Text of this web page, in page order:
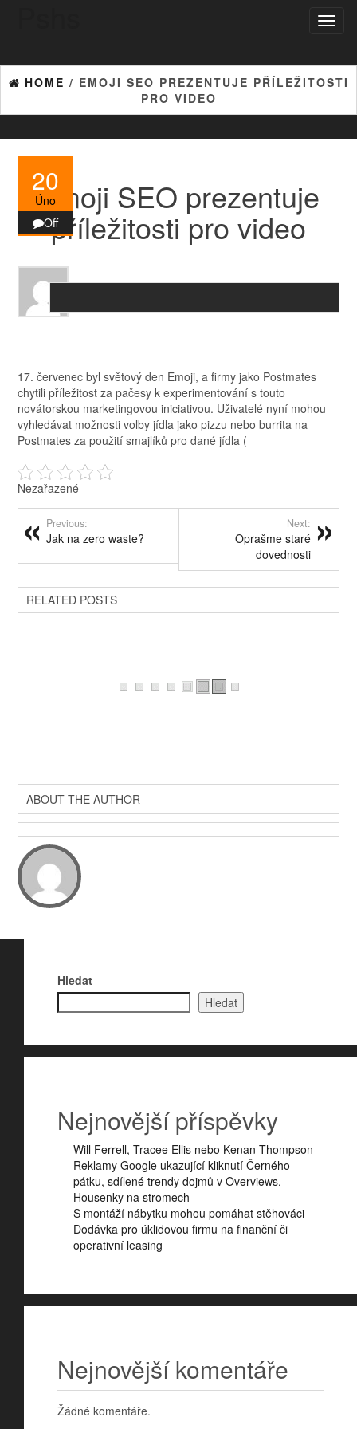
HOME / EMOJI SEO PREZENTUJE PŘÍLEŽITOSTI
PRO VIDEO
20
Úno
Off
Emoji SEO prezentuje
příležitosti pro video
17. červenec byl světový den Emoji, a firmy jako Postmates
chytili příležitost za pačesy k experimentování s touto
novátorskou marketingovou iniciativou. Uživatelé nyní mohou
vyhledávat možnosti volby jídla jako pizzu nebo burrita na
Postmates za použití smajlíků pro dané jídla (
Nezařazené
Previous:
Jak na zero waste?
Next:
Oprašme staré
dovednosti
RELATED POSTS
ABOUT THE AUTHOR
Hledat
Hledat
Nejnovější příspěvky
Will Ferrell, Tracee Ellis nebo Kenan Thompson
Reklamy Google ukazující kliknutí Černého
pátku, sdílené trendy dojmů v Overviews.
Housenky na stromech
S montáží nábytku mohou pomáhat stěhováci
Dodávka pro úklidovou firmu na finanční či
operativní leasing
Nejnovější komentáře
Žádné komentáře.